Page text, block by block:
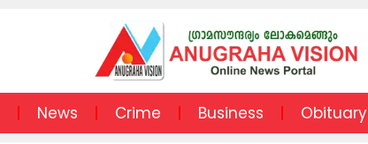
News Crime Business Obituary